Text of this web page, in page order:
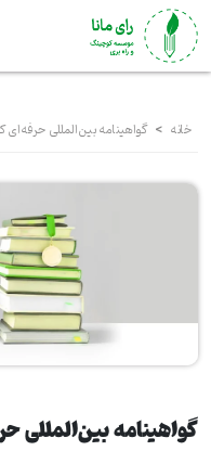
خانه > ﮔﻮاﻫﯿﻨﺎﻣﻪ ﺑﯿﻦاﻟﻤﻠﻠﯽ حرفه‌ای
ﮔﻮاﻫﯿﻨﺎﻣﻪ ﺑﯿﻦاﻟﻤﻠﻠﯽ